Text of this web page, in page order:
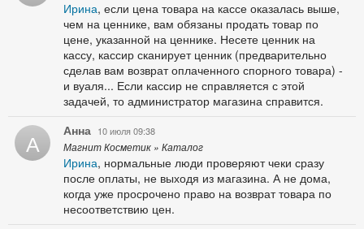
Ирина, если цена товара на кассе оказалась выше,
чем на ценнике, вам обязаны продать товар по
цене, указанной на ценнике. Несете ценник на
кассу, кассир сканирует ценник (предварительно
сделав вам возврат оплаченного спорного товара) -
и вуаля... Если кассир не справляется с этой
задачей, то администратор магазина справится.
А Анна 10 июля 09:38
Магнит Косметик » Каталог
Ирина, нормальные люди проверяют чеки сразу
после оплаты, не выходя из магазина. А не дома,
когда уже просрочено право на возврат товара по
несоответствию цен.